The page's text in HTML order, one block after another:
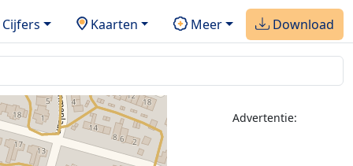
Cijfers Kaarten Meer Download
Advertentie: